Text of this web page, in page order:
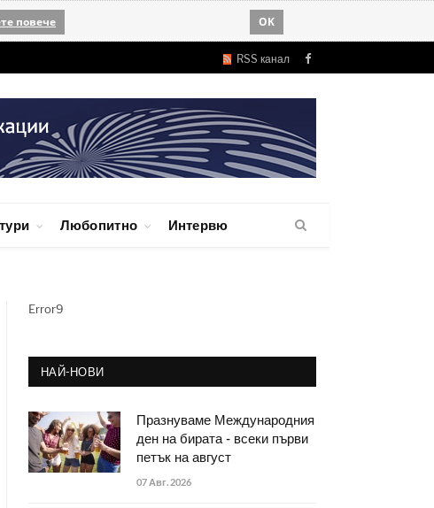
повече OK
RSS канал Facebook
Любопитно Интервю
Error9
НАЙ-НОВИ
Празнуваме Международния
ден на бирата - всеки първи
петък на август
07 Авг. 2026